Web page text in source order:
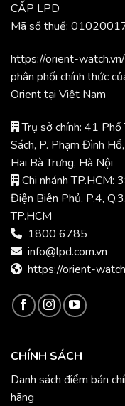
CẤP LPD
Mã số thuế:
https://orient-
phân phối chính thức
Orient tại Việt Nam
Trụ sở chính: 41 Phố
Sách, P. Phạm Đình
Hai Bà Trưng, Hà Nội
Chi nhánh TP.HCM:
Điện Biên Phủ, P.4, Q.3,
TP.HCM
1800 6785
info@lpd.com.vn
https://orient-
CHÍNH SÁCH
Danh sách điểm bán
hãng